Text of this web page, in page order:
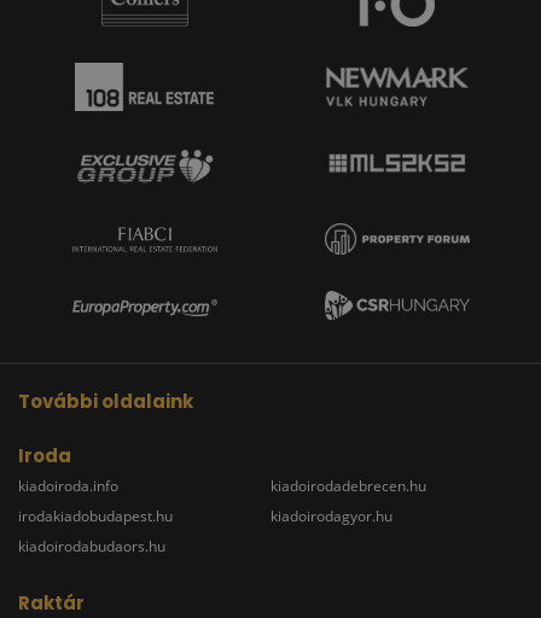
További oldalaink
Iroda
kiadoiroda.info
irodakiadobudapest.hu
kiadoirodabudaors.hu
kiadoirodadebrecen.hu
kiadoirodagyor.hu
Raktár